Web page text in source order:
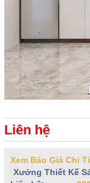
Liên hệ
Xem Báo Giá Chi
Xưởng Thiết Kế